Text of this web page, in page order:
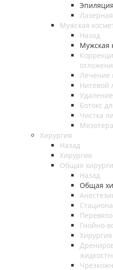
Эпиляция
Мужская
Назад
Мужская
Лечение
Нитевой
Ботокс
Чистка
Хирургия
Назад
Хирургия
Общая
Назад
Общая
Гнойно-